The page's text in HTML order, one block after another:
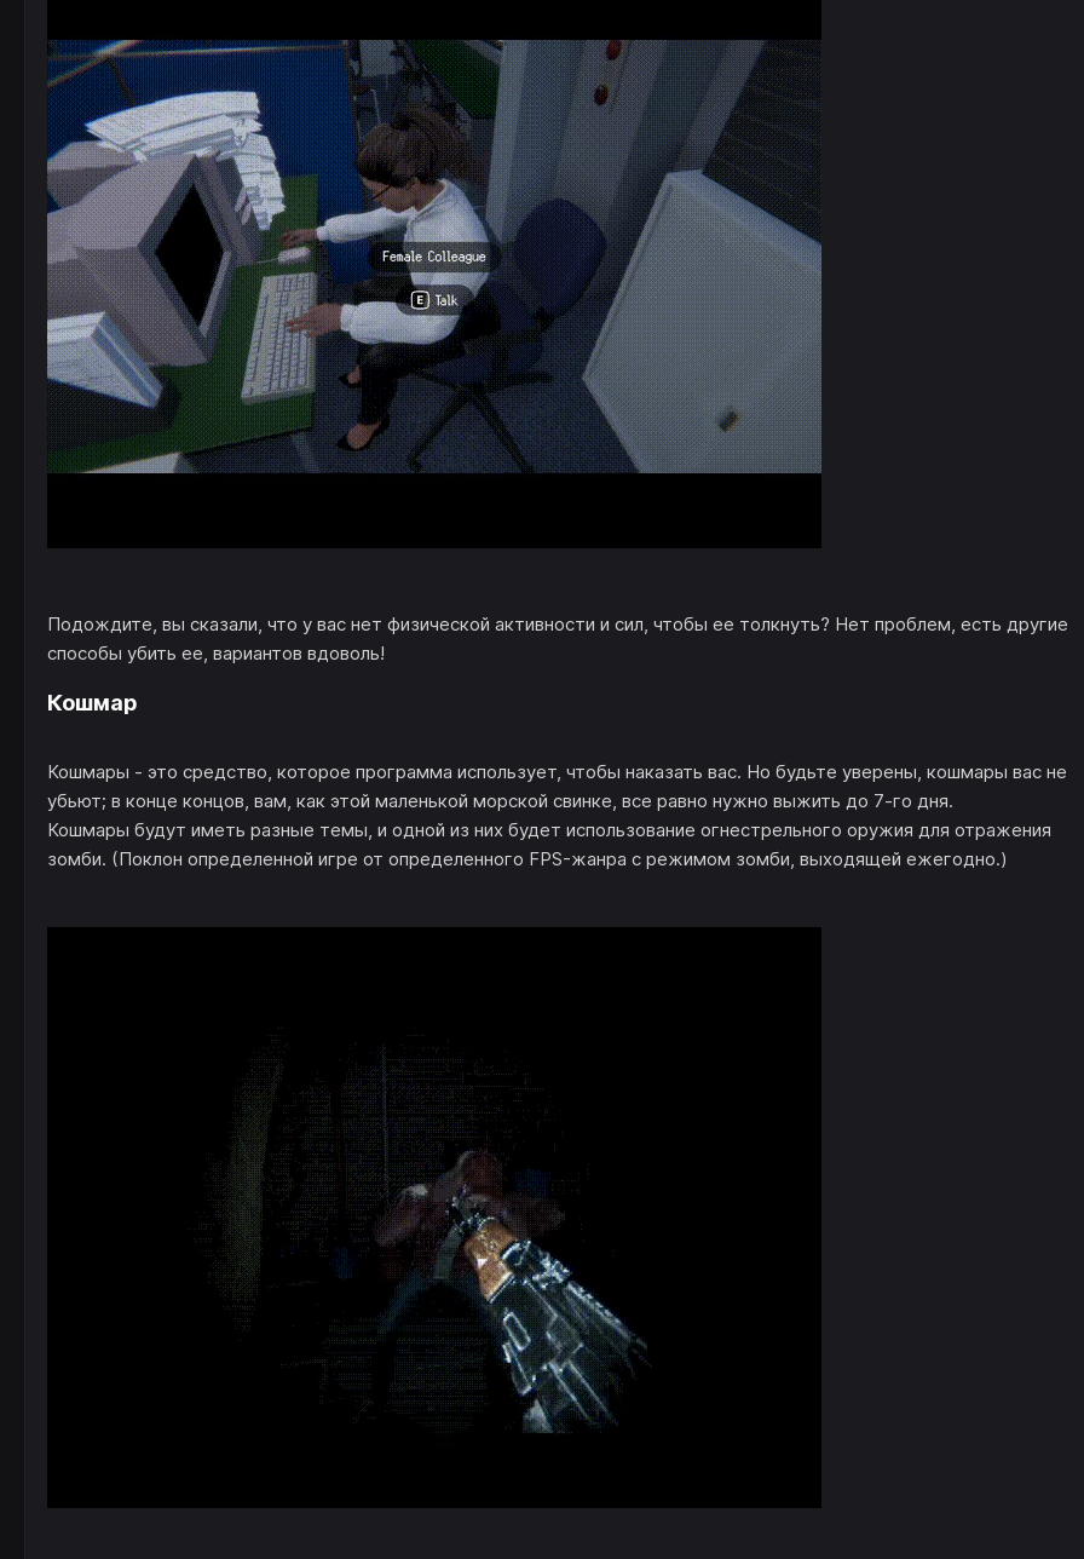
Подождите, вы сказали, что у вас нет физической активности и сил, чтобы ее толкнуть? Нет проблем, есть другие
способы убить ее, вариантов вдоволь!
Кошмар
Кошмары - это средство, которое программа использует, чтобы наказать вас. Но будьте уверены, кошмары вас не
убьют; в конце концов, вам, как этой маленькой морской свинке, все равно нужно выжить до 7-го дня.
Кошмары будут иметь разные темы, и одной из них будет использование огнестрельного оружия для отражения
зомби. (Поклон определенной игре от определенного FPS-жанра с режимом зомби, выходящей ежегодно.)